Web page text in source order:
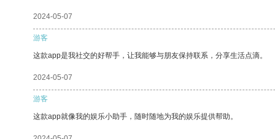
2024-05-07
游客
这款app是我社交的好帮手，让我能够与朋友保持联系，分享生活点滴。
2024-05-07
游客
这款app就像我的娱乐小助手，随时随地为我的娱乐提供帮助。